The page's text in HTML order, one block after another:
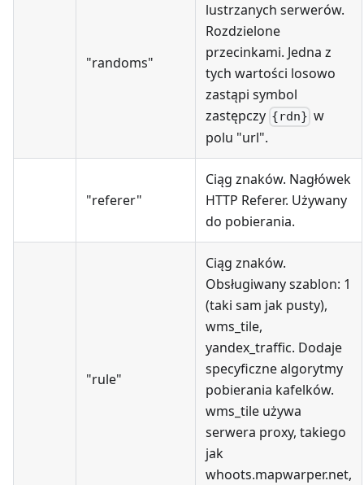
"randoms"
lustrzanych serwerów.
Rozdzielone
przecinkami. Jedna z
tych wartości losowo
zastąpi symbol
zastępczy {rdn} w
polu "url".
"referer"
Ciąg znaków. Nagłówek
HTTP Referer. Używany
do pobierania.
"rule"
Ciąg znaków.
Obsługiwany szablon: 1
(taki sam jak pusty),
wms_tile,
yandex_traffic. Dodaje
specyficzne algorytmy
pobierania kafelków.
wms_tile używa
serwera proxy, takiego
jak
whoots.mapwarper.net,